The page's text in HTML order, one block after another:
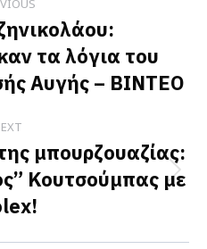
Previous
post:
τα λόγια του
Αυγής – ΒΙΝΤΕΟ
Next
post:
μπουρζουαζίας:
Κουτσούμπας με